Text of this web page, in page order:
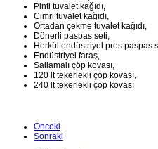
Pinti tuvalet kağıdı,
Cimri tuvalet kağıdı,
Ortadan çekme tuvalet kağıdı,
Dönerli paspas seti,
Herkül endüstriyel pres paspas
Endüstriyel faraş,
Sallamalı çöp kovası,
120 lt tekerlekli çöp kovası,
240 lt tekerlekli çöp kovası
Önceki
Sonraki